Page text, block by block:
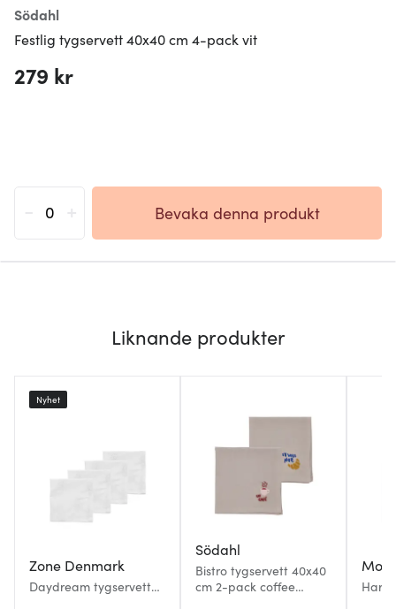
Södahl
Festlig tygservett 40x40 cm 4-pack vit
279 kr
Bevaka denna produkt
Liknande produkter
Zone Denmark
Daydream tygservetter
Nyhet
Södahl
Bistro tygservett 40x40
cm 2-pack coffee
Haru